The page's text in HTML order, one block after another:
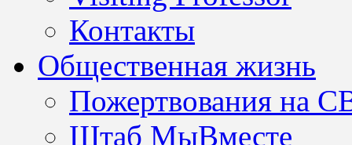
Контакты
Общественная жизнь
Пожертвования на
Штаб МыВместе